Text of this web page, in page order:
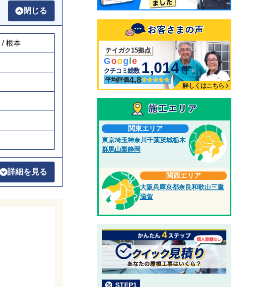
閉じる
/ 根本
詳細を見る
テイガク15拠点
Goog le
クチコミ総数 1,014 件
平均評価4.8
詳しくはこちら
関東エリア
東京埼玉神奈川 千葉茨城栃木
群馬山梨静岡
関西エリア
大阪兵庫京都奈良和歌山三重
滋賀
STEP1